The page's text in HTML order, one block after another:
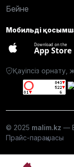
Бейне
Мобильді
Download on the
App Store
Қауіпсіз
© 2025 malim.kz —
Прайс-парақшасы